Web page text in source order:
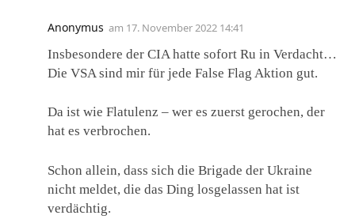
Anonymus am 17. November 2022 14:41
Insbesondere der CIA hatte sofort Ru in Verdacht…
Die VSA sind mir für jede False Flag Aktion gut.
Da ist wie Flatulenz – wer es zuerst gerochen, der
hat es verbrochen.
Schon allein, dass sich die Brigade der Ukraine
nicht meldet, die das Ding losgelassen hat ist
verdächtig.